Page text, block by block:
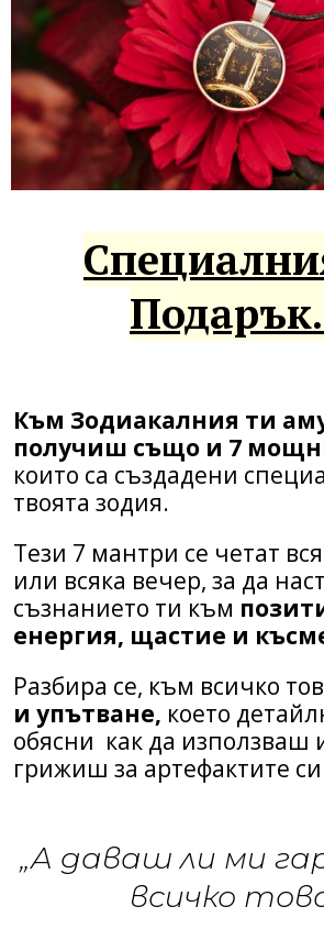
Към Зодиакалния ти
получиш също и 7
които са създадени
твоята зодия.
Тези 7 мантри се четат
или всяка вечер, за да
съзнанието ти към
енергия, щастие и
Разбира се, към всичко
и упътване, което
обясни как да използваш
грижиш за артефактите
„А даваш ли ми
всичко